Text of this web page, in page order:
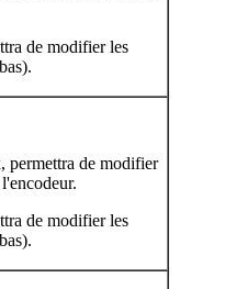
de modifier les
permettra de modifier
de modifier les